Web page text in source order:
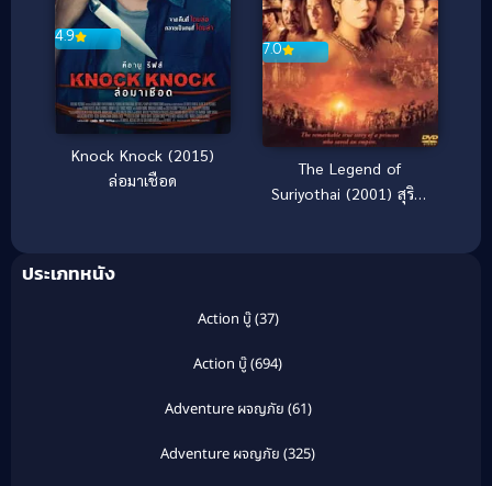
4.9
Knock Knock (2015)
ล่อมาเชือด
7.0
The Legend of
Suriyothai (2001) สุริโย
ประเภทหนัง
Action บู๊(37)
Action บู๊(694)
Adventure ผจญภัย (61)
Adventure ผจญภัย (325)